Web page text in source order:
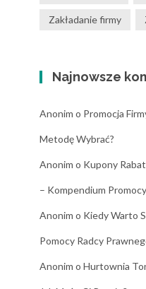
Zakładanie firmy
Najnowsze
Anonim o Promocja
Metodę Wybrać?
Anonim o Kupony
– Kompendium
Anonim o Kiedy Warto
Pomocy Radcy
Anonim o Hurtownia